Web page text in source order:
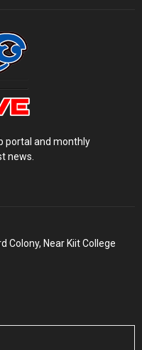
portal and monthly
news.
Colony, Near Kiit College